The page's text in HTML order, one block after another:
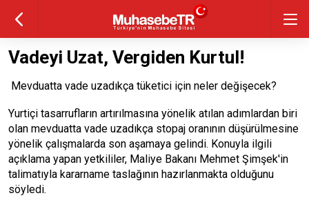
Vadeyi Uzat, Vergiden Kurtul!
Mevduatta vade uzadıkça tüketici için neler değişecek?
Yurtiçi tasarrufların artırılmasına yönelik atılan adımlardan biri
olan mevduatta vade uzadıkça stopaj oranının düşürülmesine
yönelik çalışmalarda son aşamaya gelindi. Konuyla ilgili
açıklama yapan yetkililer, Maliye Bakanı Mehmet Şimşek'in
talimatıyla kararname taslağının hazırlanmakta olduğunu
söyledi.